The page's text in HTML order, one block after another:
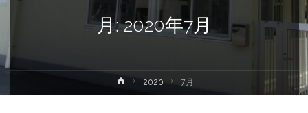
げ
る
月:2020年7月
ホ
ー
2020 7月